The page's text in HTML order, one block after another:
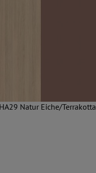
Natur Eiche/Terrakotta